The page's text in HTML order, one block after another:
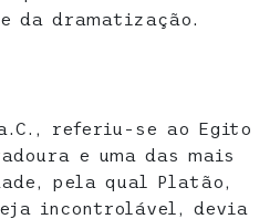
da dramatização.
referiu-se ao Egito
e uma das mais
pela qual Platão,
incontrolável, devia